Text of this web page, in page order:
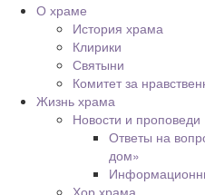
О храме
История храма
Клирики
Святыни
Комитет за
Жизнь храма
Новости и проповеди
Ответы на
дом»
Хор храма